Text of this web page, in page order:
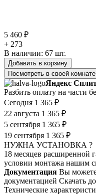
5 460 ₽
+ 273
В наличии: 67 шт.
Добавить в корзину
Посмотреть в своей комнате
Яндекс
Разбить оплату на части
Сегодня 1 365 ₽
22 августа 1 365 ₽
5 сентября 1 365 ₽
19 сентября 1 365 ₽
НУЖНА УСТАНОВКА ?
18 месяцев расширенной
условии монтажа нашим
Документация Вы можете
документацией Скачать
Технические